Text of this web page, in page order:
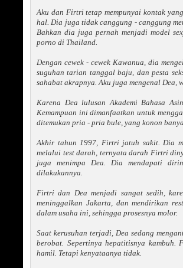
Aku dan Firtri tetap mempunyai kontak
hal. Dia juga tidak canggung - canggung
Bahkan dia juga pernah menjadi model
porno di Thailand.
Dengan cewek - cewek Kawanua, dia
suguhan tarian tanggal baju, dan pesta
sahabat akrapnya. Aku juga mengenal Dea,
Karena Dea lulusan Akademi Bahasa
Kemampuan ini dimanfaatkan untuk
ditemukan pria - pria bule, yang konon
Akhir tahun 1997, Firtri jatuh sakit. Dia
melalui test darah, ternyata darah Firtri
juga menimpa Dea. Dia mendapati
dilakukannya.
Firtri dan Dea menjadi sangat sedih,
meninggalkan Jakarta, dan mendirikan
dalam usaha ini, sehingga prosesnya molor.
Saat kerusuhan terjadi, Dea sedang
berobat. Sepertinya hepatitisnya
hamil. Tetapi kenyataanya tidak.